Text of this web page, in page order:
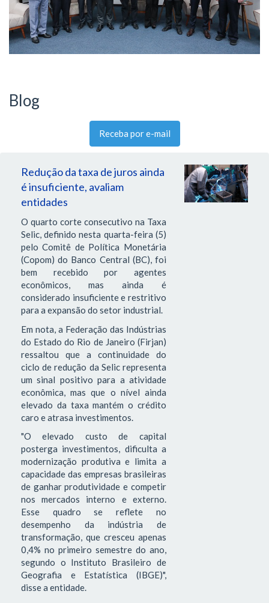
Blog
Receba por e-mail
Redução da taxa de juros ainda
é insuficiente, avaliam
entidades
O quarto corte consecutivo na Taxa
Selic, definido nesta quarta-feira (5)
pelo Comitê de Política Monetária
(Copom) do Banco Central (BC), foi
bem recebido por agentes
econômicos, mas ainda é
considerado insuficiente e restritivo
para a expansão do setor industrial.
Em nota, a Federação das Indústrias
do Estado do Rio de Janeiro (Firjan)
ressaltou que a continuidade do
ciclo de redução da Selic representa
um sinal positivo para a atividade
econômica, mas que o nível ainda
elevado da taxa mantém o crédito
caro e atrasa investimentos.
"O elevado custo de capital
posterga investimentos, dificulta a
modernização produtiva e limita a
capacidade das empresas brasileiras
de ganhar produtividade e competir
nos mercados interno e externo.
Esse quadro se reflete no
desempenho da indústria de
transformação, que cresceu apenas
0,4% no primeiro semestre do ano,
segundo o Instituto Brasileiro de
Geografia e Estatística (IBGE)",
disse a entidade.